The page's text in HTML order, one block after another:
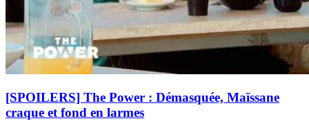
[SPOILERS] The Power : Démasquée, Maïssane
craque et fond en larmes